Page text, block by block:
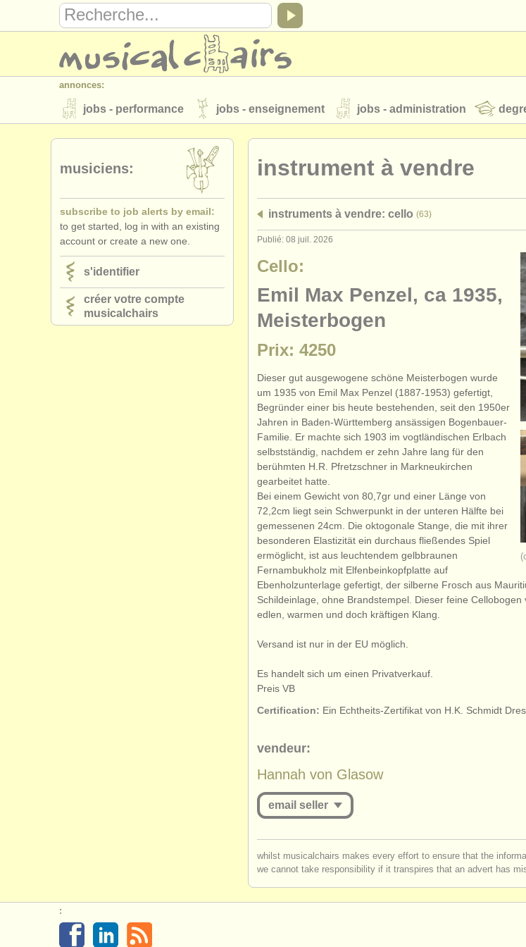
annonces:
jobs - performance jobs - enseignement jobs - administration
instruments à vendre instruments volés
annuaires:
orchestres et l'opéra
musicalchairs:
a propos de musicalchairs contactez nous
éditeurs:
ajouter votre annonce find out about our ATS faq s'identifier
instrument à vendre
instruments à vendre: cello (63)
Publié: 08 juil. 2026
Cello:
Emil Max Penzel, ca 1935,
Meisterbogen
Prix: 4250
Dieser gut ausgewogene schöne Meisterbogen wurde
um 1935 von Emil Max Penzel (1887-1953) gefertigt,
Begründer einer bis heute bestehenden, seit den 1950er
Jahren in Baden-Württemberg ansässigen Bogenbauer-
Familie. Er machte sich 1903 im vogtländischen Erlbach
selbstständig, nachdem er zehn Jahre lang für den
berühmten H.R. Pfretzschner in Markneukirchen
gearbeitet hatte.
Bei einem Gewicht von 80,7gr und einer Länge von
72,2cm liegt sein Schwerpunkt in der unteren Hälfte bei
gemessenen 24cm. Die oktogonale Stange, die mit ihrer
besonderen Elastizität ein durchaus fließendes Spiel
ermöglicht, ist aus leuchtendem gelbbraunen
Fernambukholz mit Elfenbeinkopfplatte auf
Ebenholzunterlage gefertigt, der silberne Frosch aus
Schildeinlage, ohne Brandstempel. Dieser feine
edlen, warmen und doch kräftigen Klang.
Versand ist nur in der EU möglich.
Es handelt sich um einen Privatverkauf.
Preis VB
Certification: Ein Echtheits-Zertifikat von H.K. Schmidt
vendeur:
Hannah von Glasow
email seller
log inor create an accountto continue.
whilst musicalchairs makes every effort to ensure that the
we cannot take responsibility if it transpires that an advert has
musiciens:
subscribe to job alerts by email:
to get started, log in with an existing
account or create a new one.
s'identifier
créer votre compte
musicalchairs
: